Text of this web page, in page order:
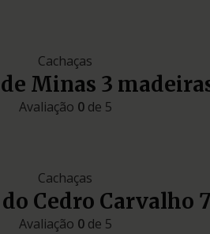
Cachaças
Minas 3
Avaliação 0de 5
Cachaças
do Cedro Carvalho
Avaliação 0de 5